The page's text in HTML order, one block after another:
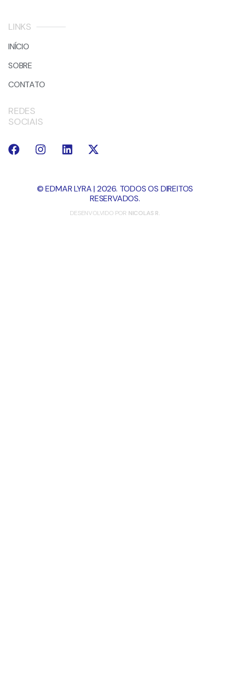
LINKS
INÍCIO
SOBRE
CONTATO
REDES
SOCIAIS
© EDMAR LYRA | 2026. TODOS OS DIREITOS
RESERVADOS.
DESENVOLVIDO POR NICOLAS R.